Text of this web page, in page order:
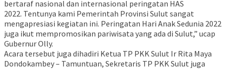
bertaraf nasional dan internasional peringatan HAS
2022. Tentunya kami Pemerintah Provinsi Sulut sangat
mengapresiasi kegiatan ini. Peringatan Hari Anak Sedunia 2022
juga ikut mempromosikan pariwisata yang ada di Sulut,” ucap
Gubernur Olly.
Acara tersebut juga dihadiri Ketua TP PKK Sulut Ir Rita Maya
Dondokambey – Tamuntuan, Sekretaris TP PKK Sulut juga